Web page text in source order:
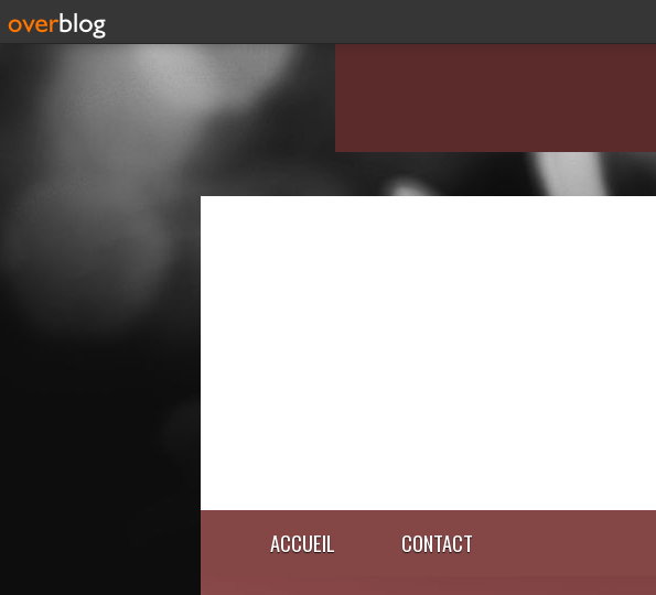
ACCUEIL CONTACT